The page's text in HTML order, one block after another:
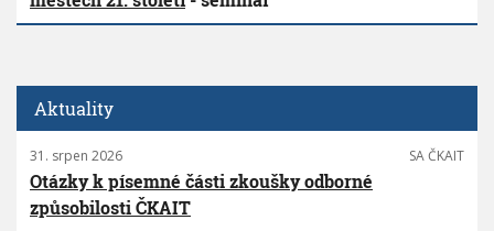
Aktuality
31. srpen 2026 SA ČKAIT
Otázky k písemné části zkoušky odborné
způsobilosti ČKAIT